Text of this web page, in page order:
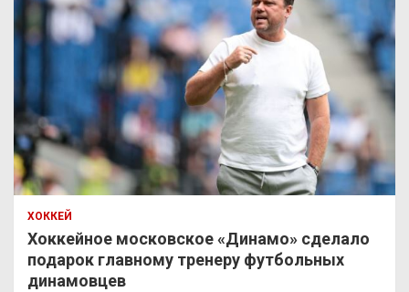
ХОККЕЙ
Хоккейное московское «Динамо» сделало
подарок главному тренеру футбольных
динамовцев